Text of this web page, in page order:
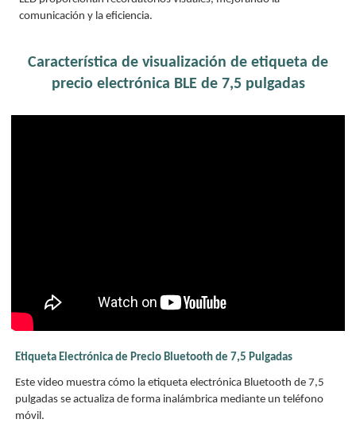
comunicación y la eficiencia.
Característica de visualización de etiqueta de
precio electrónica BLE de 7,5 pulgadas
Etiqueta Electrónica de Precio Bluetooth de 7,5 Pulgadas
Este video muestra cómo la etiqueta electrónica Bluetooth de 7,5
pulgadas se actualiza de forma inalámbrica mediante un teléfono
móvil.